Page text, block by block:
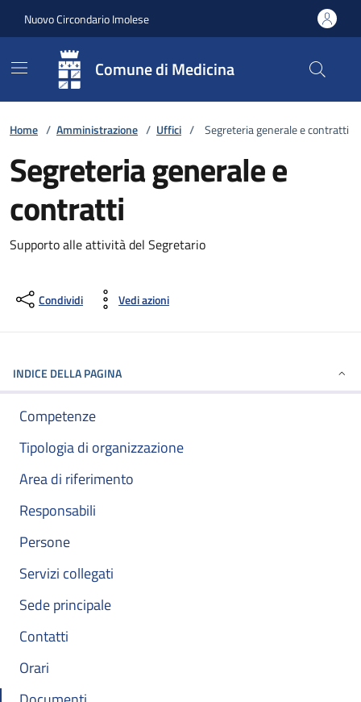
Nuovo Circondario Imolese
Comune di Medicina
Home / Amministrazione / Uffici / Segreteria generale e contratti
Segreteria generale e
contratti
Supporto alle attività del Segretario
Condividi Vedi azioni
INDICE DELLA PAGINA
Competenze
Tipologia di organizzazione
Area di riferimento
Responsabili
Persone
Servizi collegati
Sede principale
Contatti
Orari